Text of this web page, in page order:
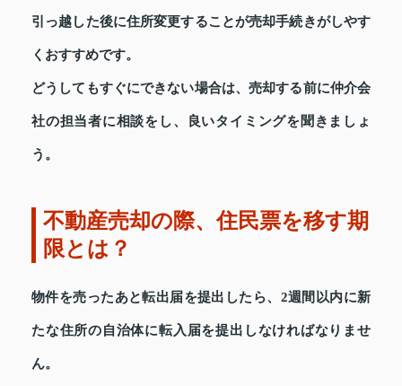
引っ越した後に住所変更することが売却手続きがしやす
くおすすめです。
どうしてもすぐにできない場合は、売却する前に仲介会
社の担当者に相談をし、良いタイミングを聞きましょ
う。
不動産売却の際、住民票を移す期
限とは？
物件を売ったあと転出届を提出したら、2週間以内に新
たな住所の自治体に転入届を提出しなければなりませ
ん。